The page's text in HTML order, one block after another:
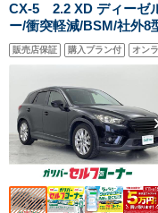
CX-5 2.2 XD ディーゼ
ー/衝突軽減/BSM/社外8
ルコン/ETC/ドライブレ
防止装置/純正17インチ
販売店保証 購入プラン付 オン